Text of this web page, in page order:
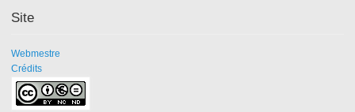
Site
Webmestre
Crédits